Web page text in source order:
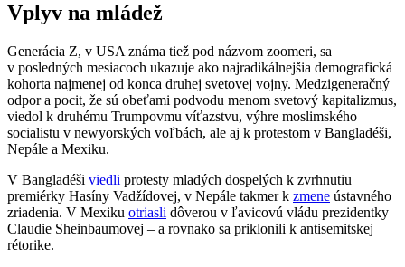
Vplyv na mládež
Generácia Z, v USA známa tiež pod názvom zoomeri, sa
v posledných mesiacoch ukazuje ako najradikálnejšia demografická
kohorta najmenej od konca druhej svetovej vojny. Medzigeneračný
odpor a pocit, že sú obeťami podvodu menom svetový kapitalizmus,
viedol k druhému Trumpovmu víťazstvu, výhre moslimského
socialistu v newyorských voľbách, ale aj k protestom v Bangladéši,
Nepále a Mexiku.
V Bangladéši viedli protesty mladých dospelých k zvrhnutiu
premiérky Hasíny Vadžídovej, v Nepále takmer k zmene ústavného
zriadenia. V Mexiku otriasli dôverou v ľavicovú vládu prezidentky
Claudie Sheinbaumovej – a rovnako sa priklonili k antisemitskej
rétorike.